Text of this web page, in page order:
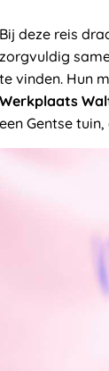
Bij deze reis
zorgvuldig
te vinden. Hun
Werkplaats
een Gentse